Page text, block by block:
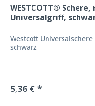
WESTCOTT®
Universalgriff,
Westcott
schwarz
5,36 € *